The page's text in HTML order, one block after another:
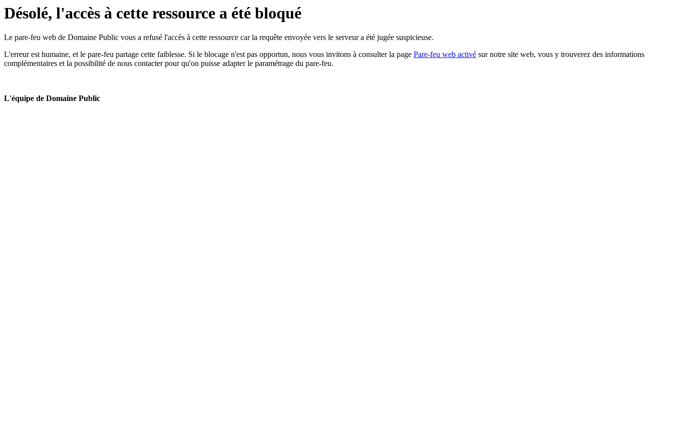
Désolé, l'accès à cette ressource a été bloqué
Le pare-feu web de Domaine Public vous a refusé l'accès à cette ressource car la requête envoyée vers le serveur a été jugée suspicieuse.
L'erreur est humaine, et le pare-feu partage cette faiblesse. Si le blocage n'est pas opportun, nous vous invitons à consulter la page Pare-feu web activé sur notre site web, vous y trouverez des informations
complémentaires et la possibilité de nous contacter pour qu'on puisse adapter le paramétrage du pare-feu.
L'équipe de Domaine Public